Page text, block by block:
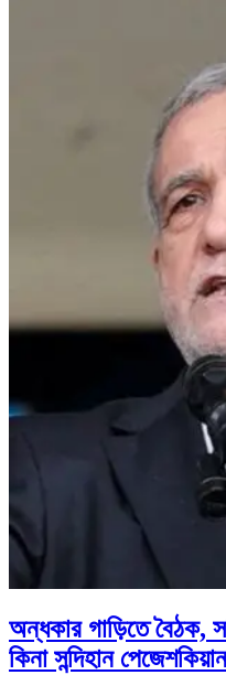
অন্ধকার গাড়িতে বৈঠক,
কিনা সন্দিহান পেজেশকিয়ান